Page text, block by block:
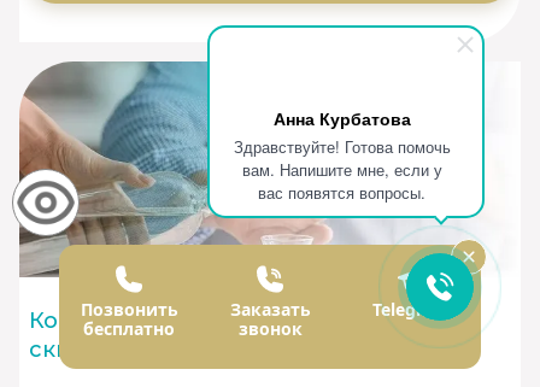
Анна Курбатова
Здравствуйте! Готова помочь
вам. Напишите мне, если у
вас появятся вопросы.
Кодирование от алкоголизма со
скидкой
Позвонить
бесплатно
Заказать
звонок
Telegram